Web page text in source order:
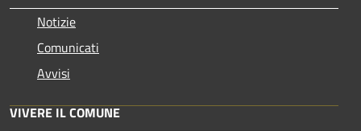
Notizie
Comunicati
Avvisi
VIVERE IL COMUNE